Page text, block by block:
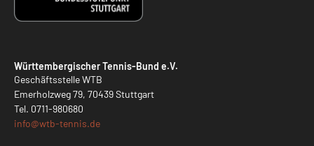
Württembergischer Tennis-Bund e.V.
Geschäftsstelle WTB
Emerholzweg 79, 70439 Stuttgart
Tel. 0711-980680
info@wtb-tennis.de